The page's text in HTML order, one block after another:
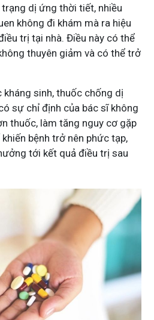
dị ứng thời tiết, nhiều
không đi khám mà ra hiệu
trị tại nhà. Điều này có thể
thuyên giảm và có thể trở
sinh, thuốc chống dị
sự chỉ định của bác sĩ không
thuốc, làm tăng nguy cơ gặp
bệnh trở nên phức tạp,
tới kết quả điều trị sau